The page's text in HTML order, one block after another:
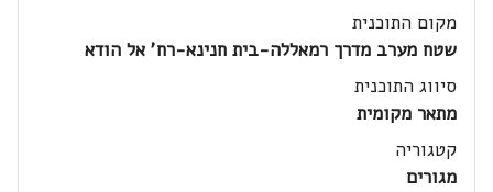
מקום התוכנית
שטח מערב מדרך רמאללה-בית חנינא-רח' אל הודא
סיווג התוכנית
מתאר מקומית
קטגוריה
מגורים